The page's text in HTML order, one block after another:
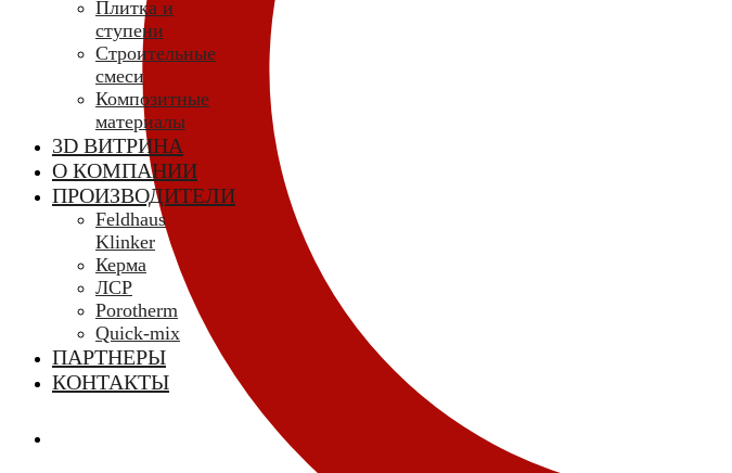
Плитка и
ступени
Строительные
смеси
Композитные
материалы
3D ВИТРИНА
О КОМПАНИИ
ПРОИЗВОДИТЕЛИ
Feldhaus
Klinker
Керма
ЛСР
Porotherm
Quick-mix
ПАРТНЕРЫ
КОНТАКТЫ